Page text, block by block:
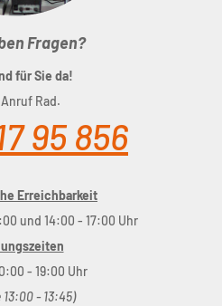
Fragen?
für Sie da!
Rad.
95 856
Erreichbarkeit
und 14:00 - 17:00 Uhr
- 19:00 Uhr
13:00 - 13:45)